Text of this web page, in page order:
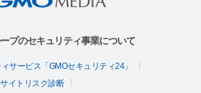
プのセキュリティ事業について
サービス「GMOセキュリティ24」
イトリスク診断